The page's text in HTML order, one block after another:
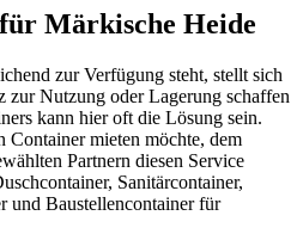
Märkische Heide
zur Verfügung steht, stellt sich
zur Nutzung oder Lagerung schaffen
kann hier oft die Lösung sein.
mieten möchte, dem
Partnern diesen Service
Sanitärcontainer,
und Baustellencontainer für